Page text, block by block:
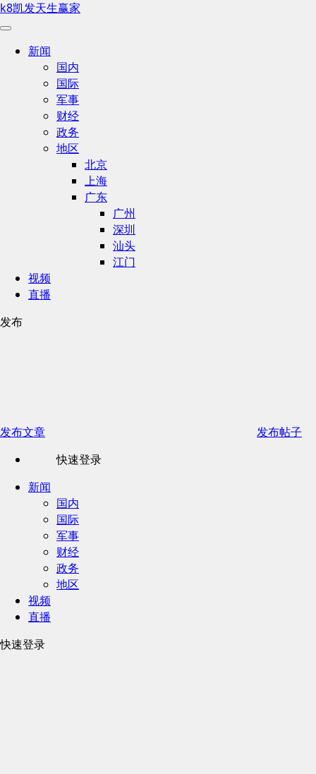
k8凯发天生赢家
新闻
国内
国际
军事
财经
政务
地区
北京
上海
广东
广州
深圳
汕头
江门
视频
直播
发布
发布文章
发布帖子
快速登录
新闻
国内
国际
军事
财经
政务
地区
视频
直播
快速登录